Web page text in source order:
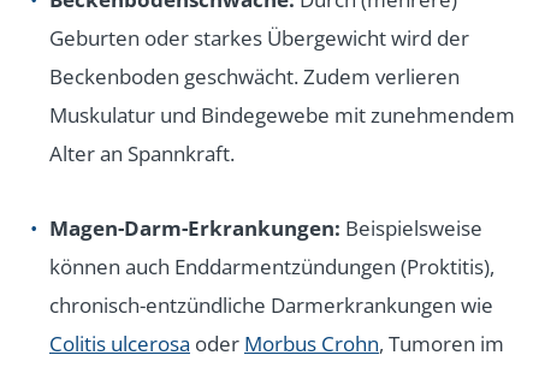
Geburten oder starkes Übergewicht wird der
Beckenboden geschwächt. Zudem verlieren
Muskulatur und Bindegewebe mit zunehmendem
Alter an Spannkraft.
Magen-Darm-Erkrankungen: Beispielsweise
können auch Enddarmentzündungen (Proktitis),
chronisch-entzündliche Darmerkrankungen wie
Colitis ulcerosa oder Morbus Crohn, Tumoren im